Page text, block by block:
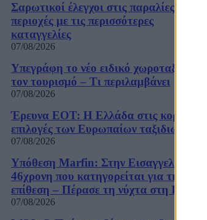
Σαρωτικοί έλεγχοι στις παραλίες – Οι
περιοχές με τις περισσότερες
καταγγελίες
07/08/2026
Υπεγράφη το νέο ειδικό χωροταξικό για
τον τουρισμό – Τι περιλαμβάνει
07/08/2026
Έρευνα ΕΟΤ: Η Ελλάδα στις κορυφαίες
επιλογές των Ευρωπαίων ταξιδιωτών
07/08/2026
Υπόθεση Marfin: Στην Εισαγγελία η
46χρονη που κατηγορείται για την
επίθεση – Πέρασε τη νύχτα στη ΓΑΔΑ
07/08/2026